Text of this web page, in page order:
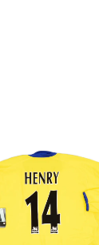
Arsenal
Henry #14
· ca. €566
Trikot kaufen